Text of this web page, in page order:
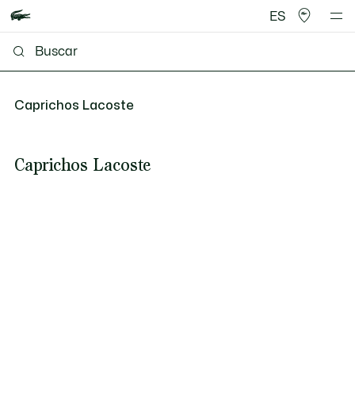
ES
Caprichos Lacoste
Caprichos Lacoste